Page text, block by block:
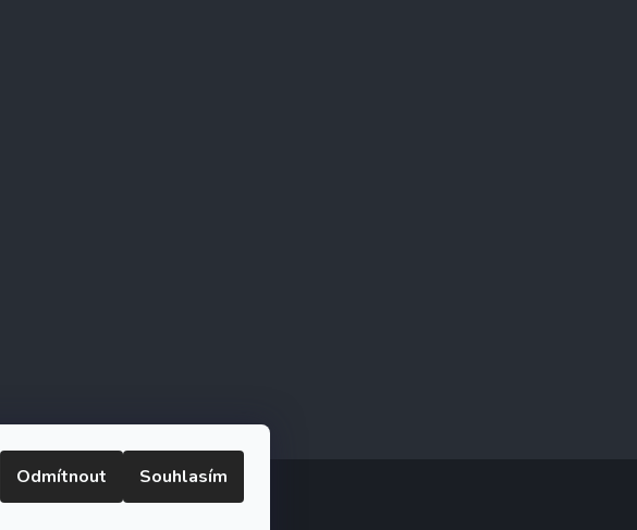
Odmítnout Souhlasím